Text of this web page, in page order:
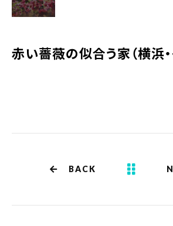
赤い薔薇の似合う家（横浜・
BACK
取材・制作のご依頼 作